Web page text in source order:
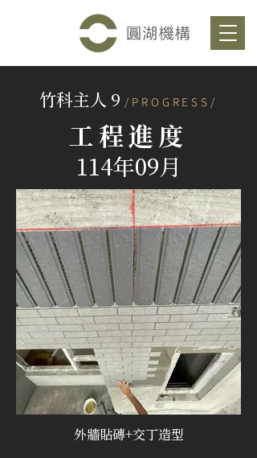
竹科主人 9 /PROGRESS/
工程進度
114年09月
外牆貼磚+交丁造型